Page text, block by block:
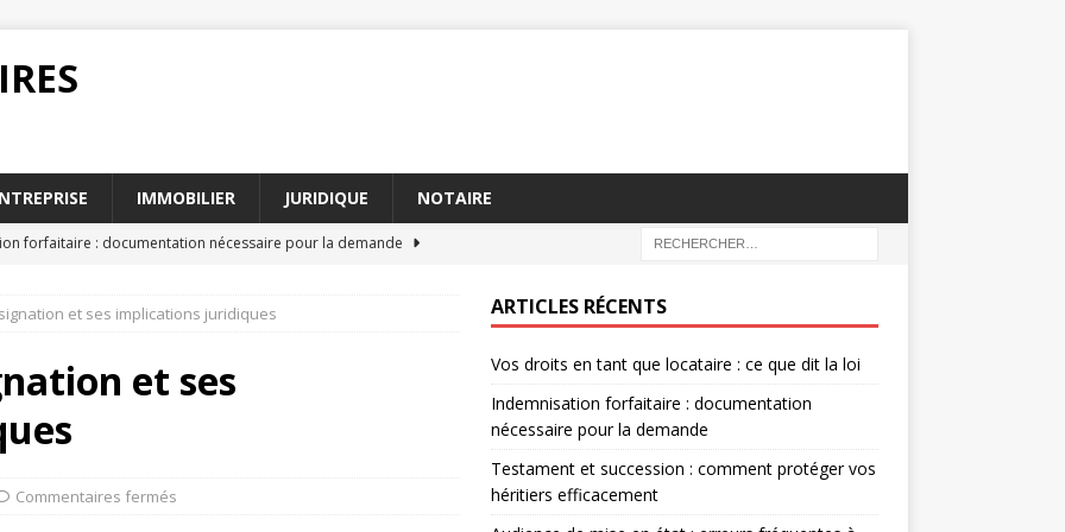
IMMOBILIER JURIDIQUE NOTAIRE
forfaitaire : documentation nécessaire pour la demande
succession : comment protéger vos héritiers efficacement
mise en état : erreurs fréquentes à éviter
: anticiper les risques juridiques majeurs
et ses implications juridiques
et ses
Commentaires fermés
ARTICLES RÉCENTS
Vos droits en tant que locataire : ce que dit la loi
Indemnisation forfaitaire : documentation
nécessaire pour la demande
Testament et succession : comment protéger vos
héritiers efficacement